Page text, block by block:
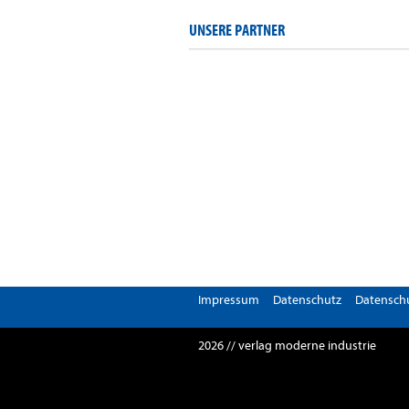
UNSERE PARTNER
Impressum Datenschutz
2026 // verlag moderne industrie